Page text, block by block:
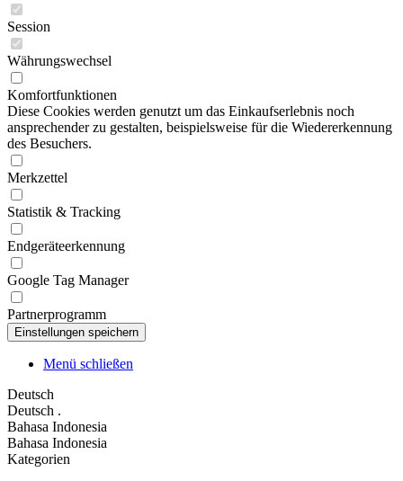
Session
Währungswechsel
Komfortfunktionen
Diese Cookies werden genutzt um das Einkaufserlebnis noch
ansprechender zu gestalten, beispielsweise für die Wiedererkennung
des Besuchers.
Merkzettel
Statistik & Tracking
Endgeräteerkennung
Google Tag Manager
Partnerprogramm
Menü schließen
Deutsch
Deutsch .
Bahasa Indonesia
Bahasa Indonesia
Kategorien